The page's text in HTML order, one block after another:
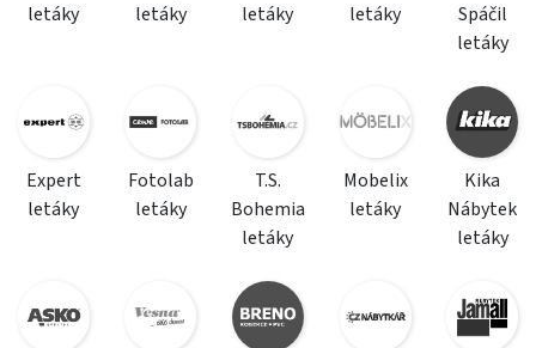
letáky
letáky
letáky
letáky
Spáčil
letáky
Expert
letáky
Fotolab
letáky
T.S.
Bohemia
letáky
Mobelix
letáky
Kika
Nábytek
letáky